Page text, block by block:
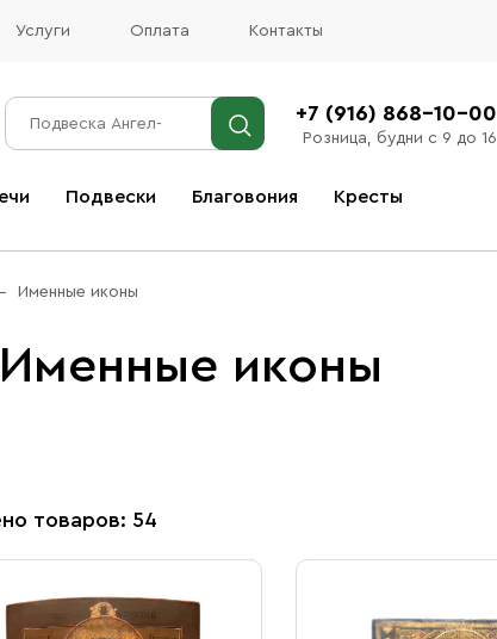
Услуги Оплата Контакты
+7 (916) 868-10-00
Розница, будни с 9 до 16
Подвески Благовония Кресты
Именные иконы
иконы
товаров: 54